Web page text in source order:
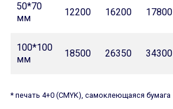
50*70
мм
12200 16200 17800
100*100
мм
18500 26350 34300
* печать 4+0 (CMYK), самоклеющаяся бумага